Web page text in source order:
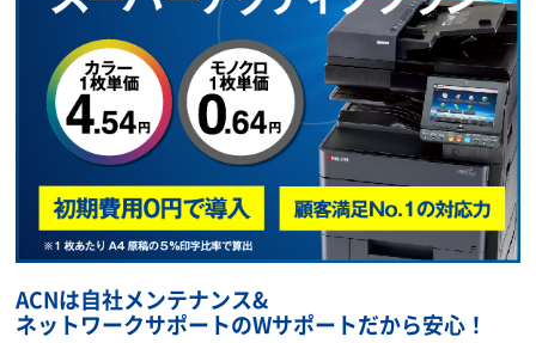
よくあるご質問
独立・開業支援プラン
お問い合わせ
ACNは自社メンテナンス&
ネットワークサポートのWサポートだから安心！